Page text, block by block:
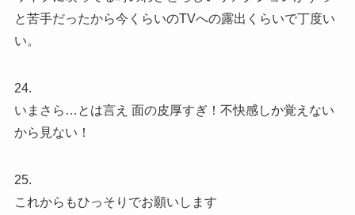
と苦手だったから今くらいのTVへの露出くらいで丁度い
い。
24.
いまさら…とは言え 面の皮厚すぎ！不快感しか覚えない
から見ない！
25.
これからもひっそりでお願いします